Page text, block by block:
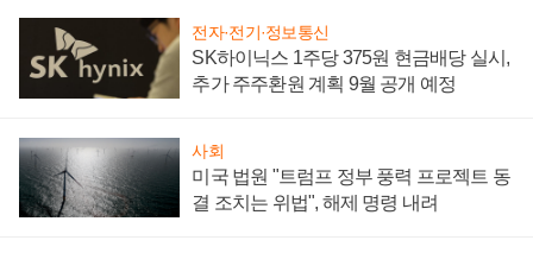
전자·전기·정보통신
SK하이닉스 1주당 375원 현금배당 실시,
추가 주주환원 계획 9월 공개 예정
사회
미국 법원 "트럼프 정부 풍력 프로젝트 동
결 조치는 위법", 해제 명령 내려